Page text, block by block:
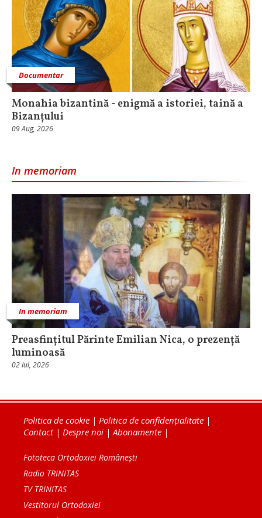
Documentar
Monahia bizantină - enigmă a istoriei, taină a
Bizanțului
09 Aug, 2026
In memoriam
In memoriam
Preasfințitul Părinte Emilian Nica, o prezență
luminoasă
02 Iul, 2026
Politica de cookie | Politica de confidențialitate |
Contact| Despre noi |Abonamente |
Fototeca Ortodoxiei Românești
Radio TRINITAS
TV TRINITAS
Vestitorul Ortodoxiei